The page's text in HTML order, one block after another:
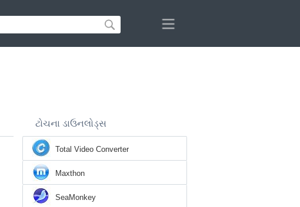
ટોચના ડાઉનલોડ્સ
Total Video Converter
Maxthon
SeaMonkey